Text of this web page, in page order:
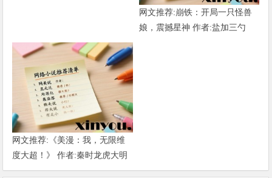
网文推荐:崩铁：开局一只怪兽
娘，震撼星神 作者:盐加三勺
网文推荐:《美漫：我，无限维
度大超！》 作者:秦时龙虎大明
1-802章 TXT下载